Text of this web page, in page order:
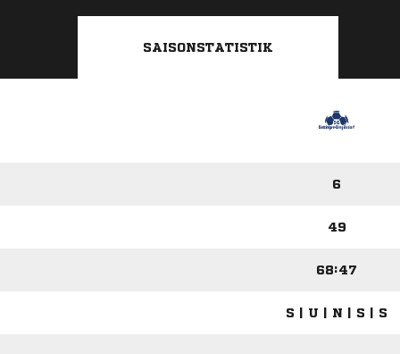
SAISONSTATISTIK
6
49
68:47
S | U | N | S | S